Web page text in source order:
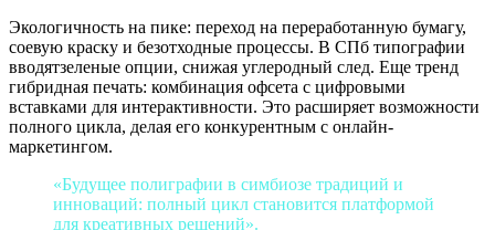
Экологичность на пике: переход на переработанную бумагу,
соевую краску и безотходные процессы. В СПб типографии
вводятзеленые опции, снижая углеродный след. Еще тренд
гибридная печать: комбинация офсета с цифровыми
вставками для интерактивности. Это расширяет возможности
полного цикла, делая его конкурентным с онлайн-
маркетингом.
«Будущее полиграфии в симбиозе традиций и
инноваций: полный цикл становится платформой
для креативных решений».